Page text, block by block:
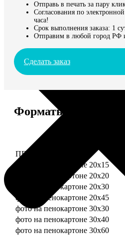
Отправь в печать за пару
Согласования по
часа!
Срок выполнения заказа: 1
Отправим в любой город РФ
Сделать заказ
Форматы и цены
ПЕНОКАРТОН
фото на пенокартоне 20х15
фото на пенокартоне 20х20
фото на пенокартоне 20х30
фото на пенокартоне 20х45
фото на пенокартоне 30х30
фото на пенокартоне 30х40
фото на пенокартоне 30х60